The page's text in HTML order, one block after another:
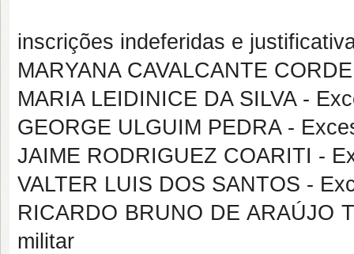
inscrições indeferidas e
MARYANA CAVALCANTE
MARIA LEIDINICE DA SILVA -
GEORGE ULGUIM PEDRA -
JAIME RODRIGUEZ COARITI -
VALTER LUIS DOS SANTOS -
RICARDO BRUNO DE ARAÚJO
militar